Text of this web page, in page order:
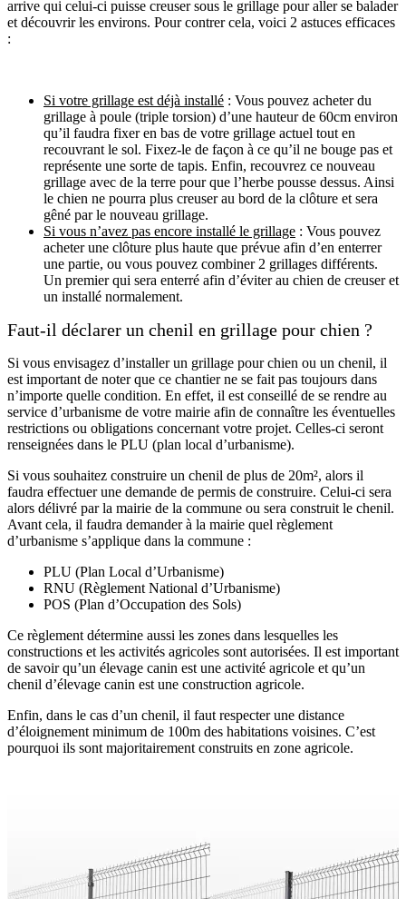
arrive qui celui-ci puisse creuser sous le grillage pour aller se balader
et découvrir les environs. Pour contrer cela, voici 2 astuces efficaces
:
Si votre grillage est déjà installé : Vous pouvez acheter du
grillage à poule (triple torsion) d’une hauteur de 60cm environ
qu’il faudra fixer en bas de votre grillage actuel tout en
recouvrant le sol. Fixez-le de façon à ce qu’il ne bouge pas et
représente une sorte de tapis. Enfin, recouvrez ce nouveau
grillage avec de la terre pour que l’herbe pousse dessus. Ainsi
le chien ne pourra plus creuser au bord de la clôture et sera
gêné par le nouveau grillage.
Si vous n’avez pas encore installé le grillage : Vous pouvez
acheter une clôture plus haute que prévue afin d’en enterrer
une partie, ou vous pouvez combiner 2 grillages différents.
Un premier qui sera enterré afin d’éviter au chien de creuser et
un installé normalement.
Faut-il déclarer un chenil en grillage pour chien ?
Si vous envisagez d’installer un grillage pour chien ou un chenil, il
est important de noter que ce chantier ne se fait pas toujours dans
n’importe quelle condition. En effet, il est conseillé de se rendre au
service d’urbanisme de votre mairie afin de connaître les éventuelles
restrictions ou obligations concernant votre projet. Celles-ci seront
renseignées dans le PLU (plan local d’urbanisme).
Si vous souhaitez construire un chenil de plus de 20m², alors il
faudra effectuer une demande de permis de construire. Celui-ci sera
alors délivré par la mairie de la commune ou sera construit le chenil.
Avant cela, il faudra demander à la mairie quel règlement
d’urbanisme s’applique dans la commune :
PLU (Plan Local d’Urbanisme)
RNU (Règlement National d’Urbanisme)
POS (Plan d’Occupation des Sols)
Ce règlement détermine aussi les zones dans lesquelles les
constructions et les activités agricoles sont autorisées. Il est important
de savoir qu’un élevage canin est une activité agricole et qu’un
chenil d’élevage canin est une construction agricole.
Enfin, dans le cas d’un chenil, il faut respecter une distance
d’éloignement minimum de 100m des habitations voisines. C’est
pourquoi ils sont majoritairement construits en zone agricole.